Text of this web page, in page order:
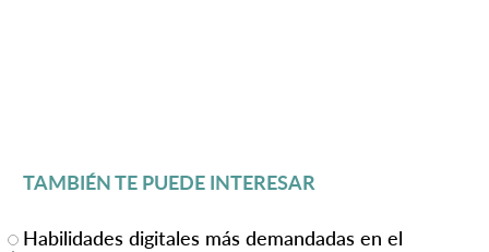
TAMBIÉN TE PUEDE INTERESAR
Habilidades digitales más demandadas en el